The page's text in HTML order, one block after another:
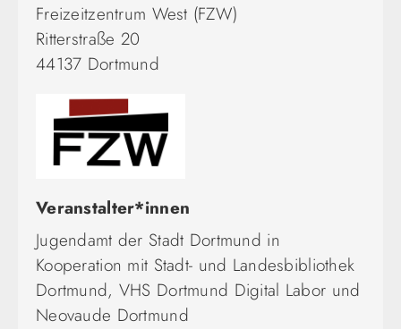
Freizeitzentrum West (FZW)
Ritterstraße 20
44137 Dortmund
Veranstalter*innen
Jugendamt der Stadt Dortmund in
Kooperation mit Stadt- und Landesbibliothek
Dortmund, VHS Dortmund Digital Labor und
Neovaude Dortmund